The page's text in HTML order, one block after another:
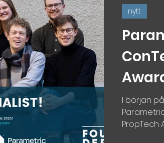
I början
PropTech
nytt